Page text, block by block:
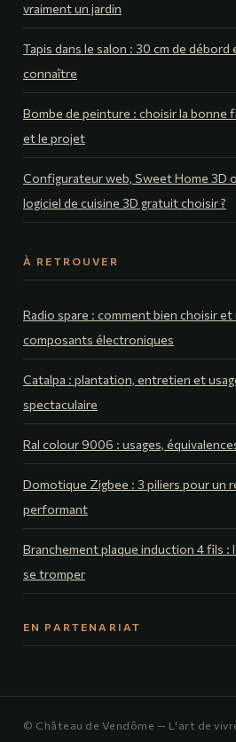
vraiment un jardin
Tapis dans le salon : 30 cm de débord
connaître
Bombe de peinture : choisir la
et le projet
Configurateur web, Sweet Home 3D
logiciel de cuisine 3D gratuit choisir ?
À RETROUVER
Radio spare : comment bien choisir et
composants électroniques
Catalpa : plantation, entretien et
spectaculaire
Ral colour 9006 : usages,
Domotique Zigbee : 3 piliers pour un
performant
Branchement plaque induction 4 fils :
se tromper
EN PARTENARIAT
© Château de Vendôme — L'art de